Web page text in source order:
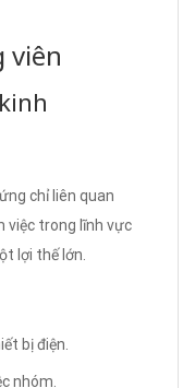
viên
chỉ liên quan
việc trong lĩnh vực
lợi thế lớn.
bị điện.
nhóm.